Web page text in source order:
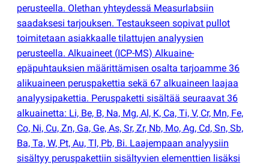
perusteella. Olethan yhteydessä Measurlabsiin
saadaksesi tarjouksen. Testaukseen sopivat pullot
toimitetaan asiakkaalle tilattujen analyysien
perusteella. Alkuaineet (ICP-MS) Alkuaine-
epäpuhtauksien määrittämisen osalta tarjoamme 36
alikuaineen peruspakettia sekä 67 alkuaineen laajaa
analyysipakettia. Peruspaketti sisältää seuraavat 36
alkuainetta: Li, Be, B, Na, Mg, Al, K, Ca, Ti, V, Cr, Mn, Fe,
Co, Ni, Cu, Zn, Ga, Ge, As, Sr, Zr, Nb, Mo, Ag, Cd, Sn, Sb,
Ba, Ta, W, Pt, Au, Tl, Pb, Bi. Laajempaan analyysiin
sisältyy peruspakettiin sisältyvien elementtien lisäksi